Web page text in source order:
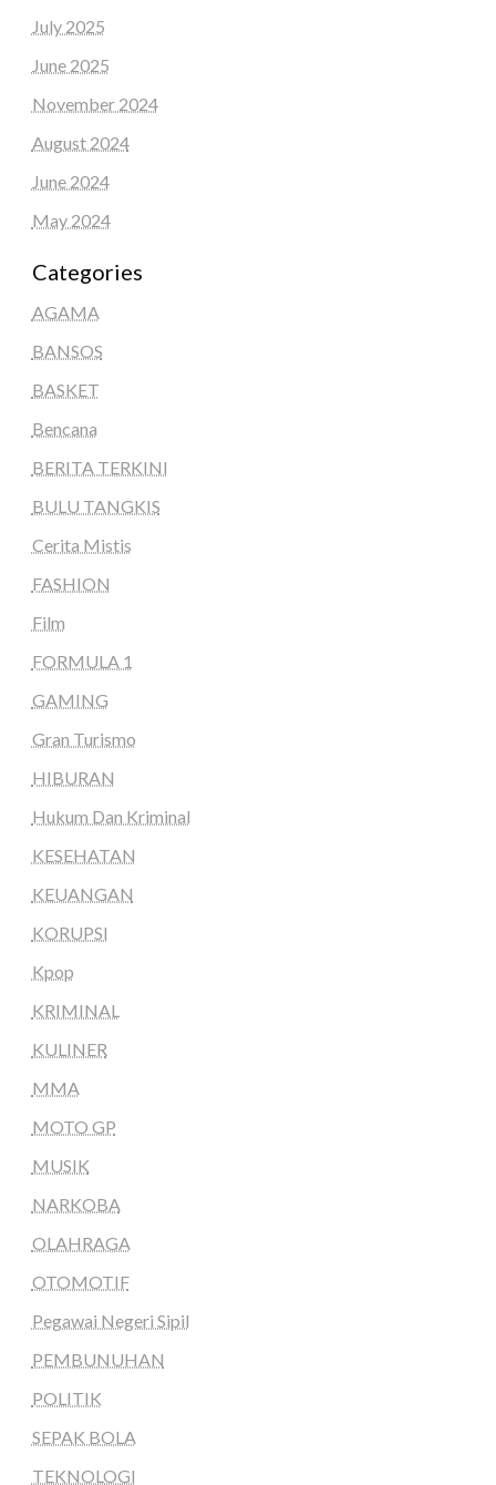
July 2025
June 2025
November 2024
August 2024
June 2024
May 2024
Categories
AGAMA
BANSOS
BASKET
Bencana
BERITA TERKINI
BULU TANGKIS
Cerita Mistis
FASHION
Film
FORMULA 1
GAMING
Gran Turismo
HIBURAN
Hukum Dan Kriminal
KESEHATAN
KEUANGAN
KORUPSI
Kpop
KRIMINAL
KULINER
MMA
MOTO GP
MUSIK
NARKOBA
OLAHRAGA
OTOMOTIF
Pegawai Negeri Sipil
PEMBUNUHAN
POLITIK
SEPAK BOLA
TEKNOLOGI